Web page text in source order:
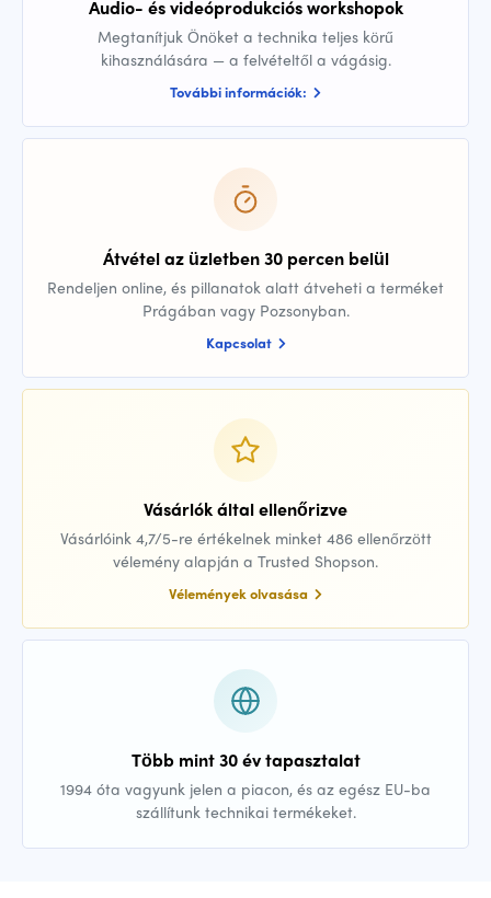
Audio- és videóprodukciós workshopok
Megtanítjuk Önöket a technika teljes körű
kihasználására — a felvételtől a vágásig.
További információk:
Átvétel az üzletben 30 percen belül
Rendeljen online, és pillanatok alatt átveheti a terméket
Prágában vagy Pozsonyban.
Kapcsolat
Vásárlók által ellenőrizve
Vásárlóink 4,7/5-re értékelnek minket 486 ellenőrzött
vélemény alapján a Trusted Shopson.
Vélemények olvasása
Több mint 30 év tapasztalat
1994 óta vagyunk jelen a piacon, és az egész EU-ba
szállítunk technikai termékeket.